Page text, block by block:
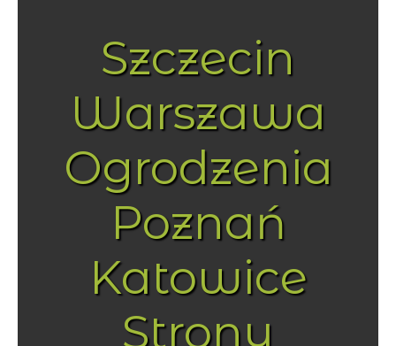
Szczecin
Warszawa
Ogrodzenia
Poznań
Katowice
Strony